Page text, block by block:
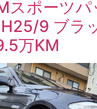
スポーツパ
9 ブラ
万KM